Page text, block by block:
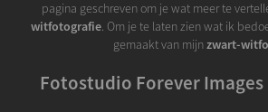
pagina geschreven om je wat meer te
witfotografie. Om je te laten zien wat ik
gemaakt van mijnzwart-
Fotostudio Forever Images